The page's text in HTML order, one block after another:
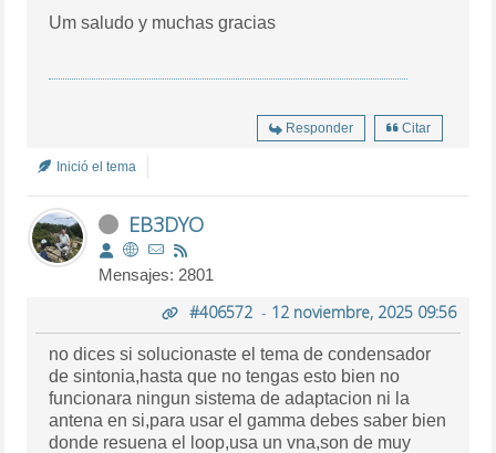
Um saludo y muchas gracias
Responder Citar
Inició el tema
EB3DYO
Mensajes: 2801
#406572- 12 noviembre, 2025 09:56
no dices si solucionaste el tema de condensador
de sintonia,hasta que no tengas esto bien no
funcionara ningun sistema de adaptacion ni la
antena en si,para usar el gamma debes saber bien
donde resuena el loop,usa un vna,son de muy